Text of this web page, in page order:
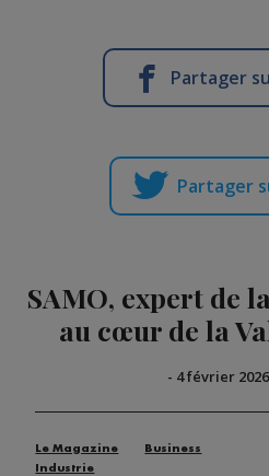
Partager
Partager
SAMO, expert de
au cœur de la
- 4 février
Le Magazine
Business
Industrie